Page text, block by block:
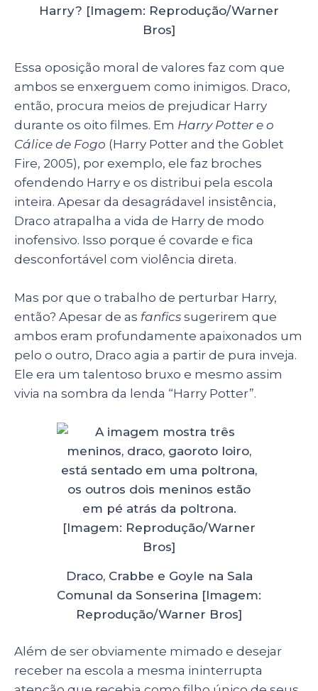
Harry? [Imagem: Reprodução/Warner
Bros]
Essa oposição moral de valores faz com que
ambos se enxerguem como inimigos. Draco,
então, procura meios de prejudicar Harry
durante os oito filmes. Em Harry Potter e o
Cálice de Fogo (Harry Potter and the Goblet
Fire, 2005), por exemplo, ele faz broches
ofendendo Harry e os distribui pela escola
inteira. Apesar da desagrádavel insistência,
Draco atrapalha a vida de Harry de modo
inofensivo. Isso porque é covarde e fica
desconfortável com violência direta.
Mas por que o trabalho de perturbar Harry,
então? Apesar de as fanfics sugerirem que
ambos eram profundamente apaixonados um
pelo o outro, Draco agia a partir de pura inveja.
Ele era um talentoso bruxo e mesmo assim
vivia na sombra da lenda “Harry Potter”.
Draco, Crabbe e Goyle na Sala
Comunal da Sonserina [Imagem:
Reprodução/Warner Bros]
Além de ser obviamente mimado e desejar
receber na escola a mesma ininterrupta